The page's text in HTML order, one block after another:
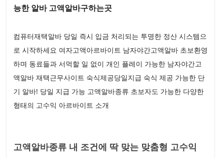
능한 알바 고액알바구하는곳
컴퓨터재택알바 당일 즉시 입금 처리되는 투명한 정산 시스템으
로 시작하세요 여자고액아르바이트 남자야간고액알바 초보환영
하며 동료들과 서먹할 일 없이 개인 플레이 가능한 남자야간고
액알바 재택근무사이트 숙식제공당일지급 숙식 제공 가능한 단
기 알바! 당일 지급 가능 고액알바종류 초보자도 가능한 다양한
형태의 고수익 아르바이트 소개
고액알바종류 내 조건에 딱 맞는 맞춤형 고수익